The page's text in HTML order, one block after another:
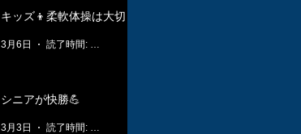
キッズ👦柔軟体操は大切🤸
3月6日
シニアが快勝💪
3月3日